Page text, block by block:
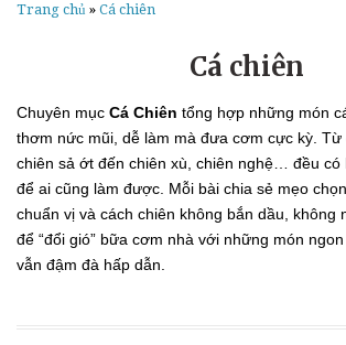
Trang chủ » Cá chiên
Cá chiên
Chuyên mục Cá Chiên tổng hợp những món
thơm nức mũi, dễ làm mà đưa cơm cực kỳ. Từ
chiên sả ớt đến chiên xù, chiên nghệ… đều có
để ai cũng làm được. Mỗi bài chia sẻ mẹo
chuẩn vị và cách chiên không bắn dầu, không
để “đổi gió” bữa cơm nhà với những món
vẫn đậm đà hấp dẫn.